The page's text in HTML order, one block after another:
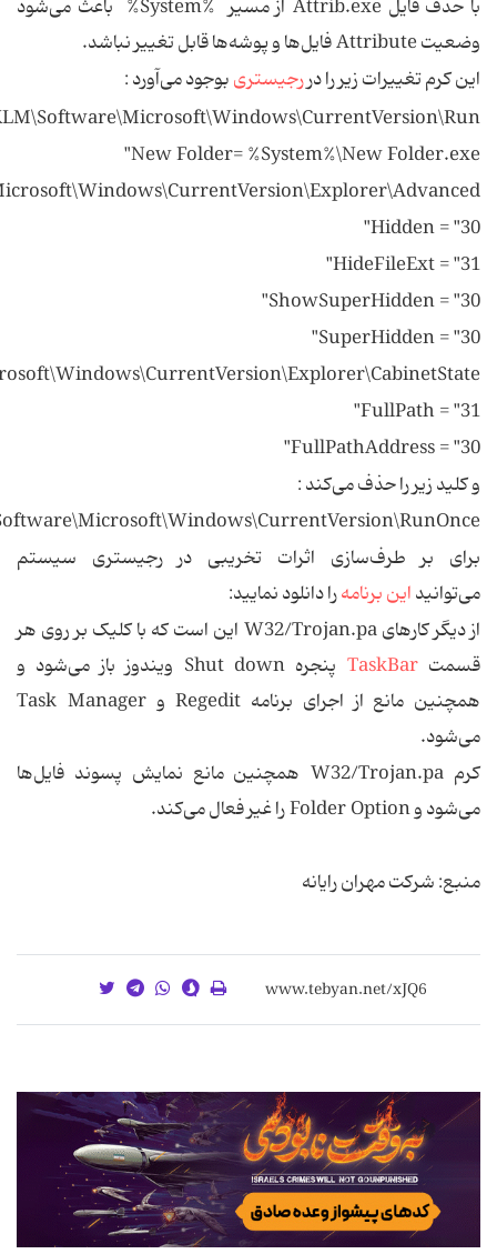
با حذف فایل Attrib.exe از مسیر %System% باعث می‌شود
وضعیت Attribute فایل‌ها و پوشه‌ها قابل تغییر نباشد.
این کرم تغییرات زیر را دررجیستریبوجود می‌آورد :
New Folder= %System%\New Folder.exe"
Hidden = "30"
HideFileExt = "31"
ShowSuperHidden = "30"
SuperHidden = "30"
FullPath = "31"
FullPathAddress = "30"
و کلید زیر را حذف می‌کند :
برای بر طرف‌سازی اثرات تخریبی در رجیستری سیستم
می‌توانیداین برنامهرا دانلود نمایید:
از دیگر کارهای W32/Trojan.pa این است که با کلیک بر روی هر
قسمت TaskBar
پنجره Shut down ویندوز باز می‌شود و
همچنین مانع از اجرای برنامه Regedit و Task Manager
می‌شود.
کرم W32/Trojan.pa همچنین مانع نمایش پسوند فایل‌ها
می‌شود و Folder Option را غیر فعال می‌کند.
منبع: شرکت مهران رایانه